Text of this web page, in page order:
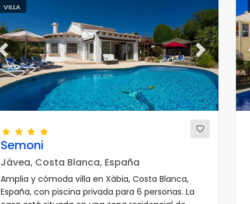
VILLA
Previous Next
Semoni
Jávea, Costa Blanca, España
Amplia y cómoda villa en Xàbia, Costa Blanca,
España, con piscina privada para 6 personas. La